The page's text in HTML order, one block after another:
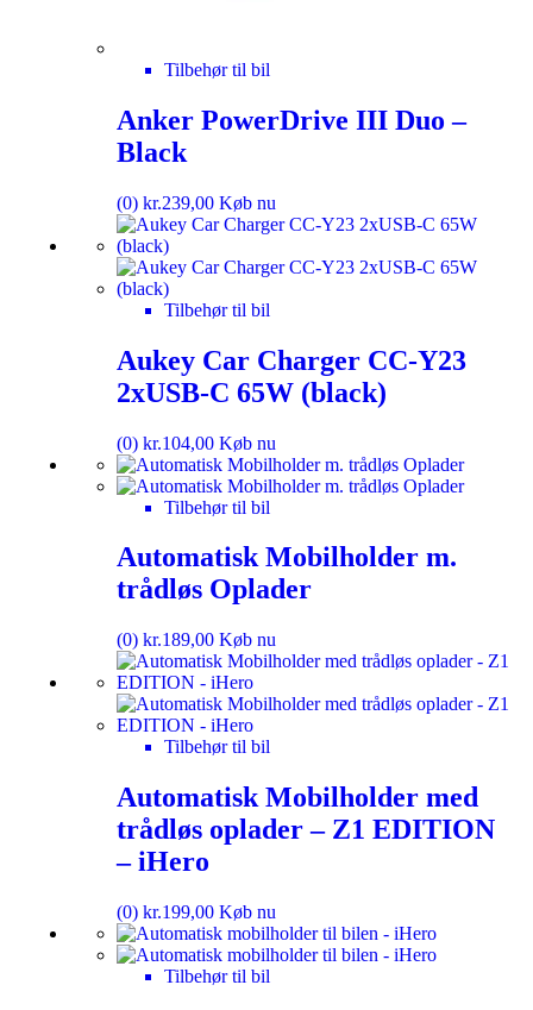
Tilbehør til bil
Anker PowerDrive III Duo –
Black
(0) kr.239,00 Køb nu
Tilbehør til bil
Aukey Car Charger CC-Y23
2xUSB-C 65W (black)
(0) kr.104,00 Køb nu
Tilbehør til bil
Automatisk Mobilholder m.
trådløs Oplader
(0) kr.189,00 Køb nu
Tilbehør til bil
Automatisk Mobilholder med
trådløs oplader – Z1 EDITION
– iHero
(0) kr.199,00 Køb nu
Tilbehør til bil